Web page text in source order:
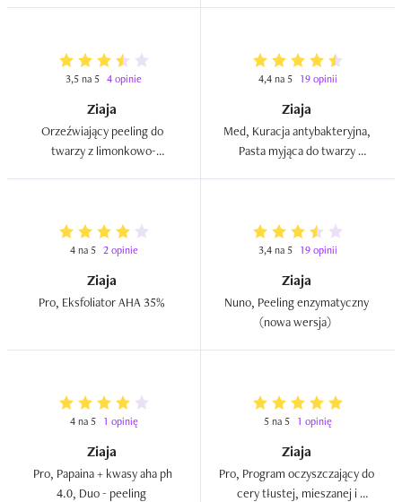
3,5 na 5 4 opinie
Ziaja
Orzeźwiający peeling do
twarzy z limonkowo-
4,4 na 5 19 opinii
Ziaja
Med, Kuracja antybakteryjna,
Pasta myjąca do twarzy
4 na 5 2 opinie
Ziaja
3,4 na 5 19 opinii
Ziaja
Nuno, Peeling enzymatyczny
4 na 5 1 opinię
Ziaja
Pro, Papaina + kwasy aha ph
5 na 5 1 opinię
Ziaja
Pro, Program oczyszczający do
cery tłustej, mieszanej i